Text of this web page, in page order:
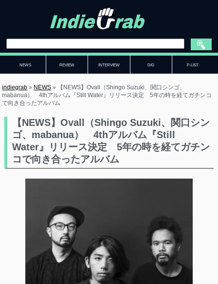
NEWS REVIEW INTERVIEW DIG P-LIST
indiegrab » NEWS »
【NEWS】Ovall（Shingo Suzuki、関口シンゴ、
mabanua） 4thアルバム『Still Water』リリース決定 5年の時を経てガチンコ
で向き合ったアルバム
【NEWS】Ovall（Shingo Suzuki、関口シン
ゴ、mabanua） 4thアルバム『Still
Water』リリース決定 5年の時を経てガチン
コで向き合ったアルバム